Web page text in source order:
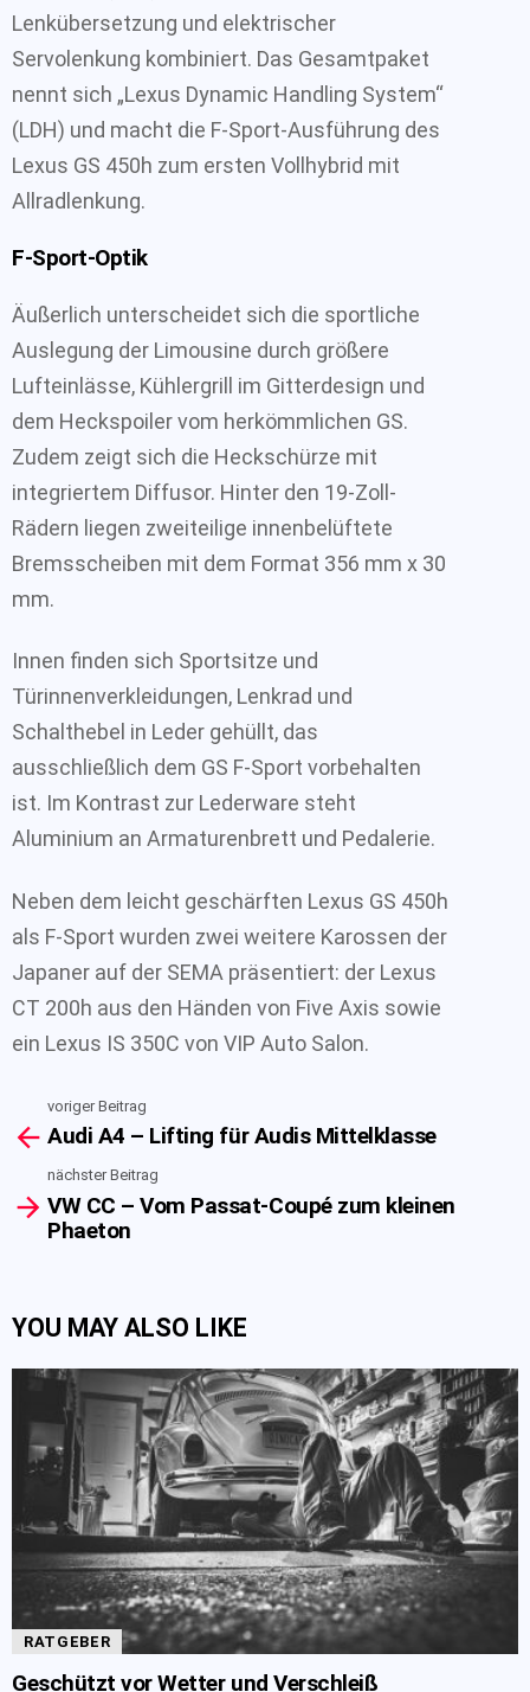
Lenkübersetzung und elektrischer
Servolenkung kombiniert. Das Gesamtpaket
nennt sich „Lexus Dynamic Handling System“
(LDH) und macht die F-Sport-Ausführung des
Lexus GS 450h zum ersten Vollhybrid mit
Allradlenkung.
F-Sport-Optik
Äußerlich unterscheidet sich die sportliche
Auslegung der Limousine durch größere
Lufteinlässe, Kühlergrill im Gitterdesign und
dem Heckspoiler vom herkömmlichen GS.
Zudem zeigt sich die Heckschürze mit
integriertem Diffusor. Hinter den 19-Zoll-
Rädern liegen zweiteilige innenbelüftete
Bremsscheiben mit dem Format 356 mm x 30
mm.
Innen finden sich Sportsitze und
Türinnenverkleidungen, Lenkrad und
Schalthebel in Leder gehüllt, das
ausschließlich dem GS F-Sport vorbehalten
ist. Im Kontrast zur Lederware steht
Aluminium an Armaturenbrett und Pedalerie.
Neben dem leicht geschärften Lexus GS 450h
als F-Sport wurden zwei weitere Karossen der
Japaner auf der SEMA präsentiert: der Lexus
CT 200h aus den Händen von Five Axis sowie
ein Lexus IS 350C von VIP Auto Salon.
more
voriger Beitrag
Audi A4 – Lifting für Audis Mittelklasse
nächster Beitrag
VW CC – Vom Passat-Coupé zum kleinen
Phaeton
YOU MAY ALSO LIKE
RATGEBER
Geschützt vor Wetter und Verschleiß